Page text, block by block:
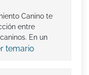
Canino te
entre
En un
temario